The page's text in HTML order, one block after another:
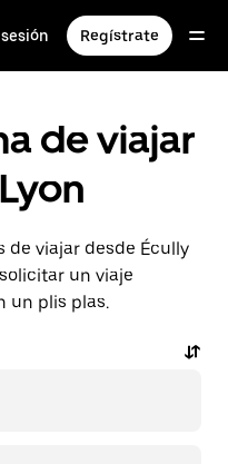
Regístrate
de viajar
de viajar desde Écully
un viaje
un plis plas.